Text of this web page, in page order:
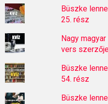
Büszke
25. rész
Nagy
vers
Büszke
54. rész
Büszke